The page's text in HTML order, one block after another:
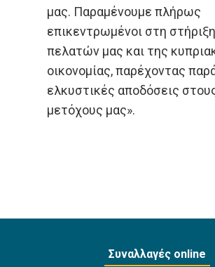
μας. Παραμένουμε πλήρως
επικεντρωμένοι στη
πελατών μας και της
οικονομίας, παρέχοντας
ελκυστικές αποδόσεις
μετόχους μας».
Συναλλαγές online